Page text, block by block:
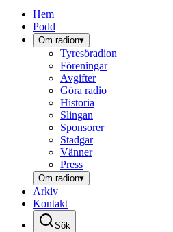
Hem
Podd
Om radion▾
Tyresöradion
Föreningar
Avgifter
Göra radio
Historia
Slingan
Sponsorer
Stadgar
Vänner
Press
Om radion▾
Arkiv
Kontakt
Sök